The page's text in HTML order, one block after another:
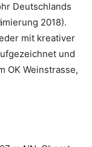
Deutschlands
2018).
mit kreativer
und
OK Weinstrasse,